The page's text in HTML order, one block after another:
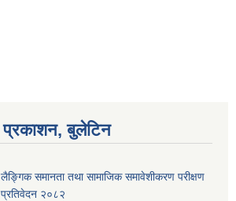
प्रकाशन, बुलेटिन
लैङ्गिक समानता तथा सामाजिक समावेशीकरण परीक्षण
प्रतिवेदन २०८२